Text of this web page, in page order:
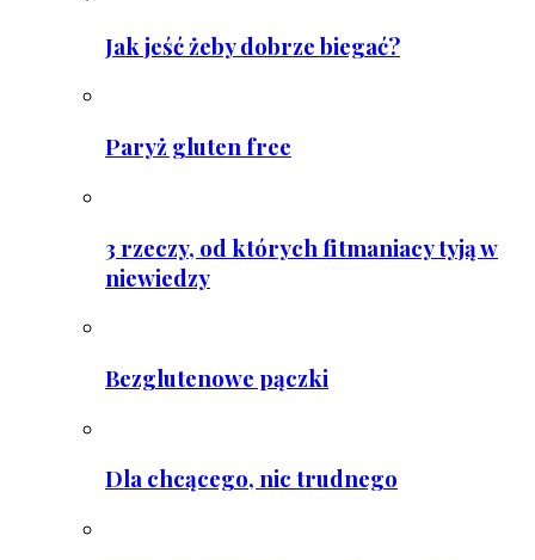
Jak jeść żeby dobrze biegać?
Paryż gluten free
3 rzeczy, od których fitmaniacy tyją w
niewiedzy
Bezglutenowe pączki
Dla chcącego, nic trudnego